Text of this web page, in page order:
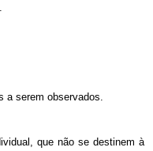
a serem observados.
que não se destinem à